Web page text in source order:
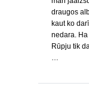
draugos
kaut ko
nedara.
Rūpju tik
…